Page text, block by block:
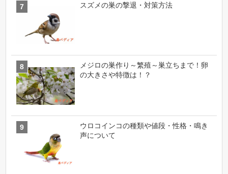
スズメの巣の撃退・対策方法
メジロの巣作り～繁殖～巣立ちまで！卵
の大きさや特徴は！？
ウロコインコの種類や値段・性格・鳴き
声について